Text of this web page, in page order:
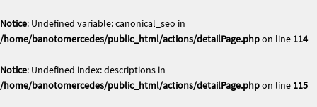
Notice: Undefined variable: canonical_seo in
/home/banotomercedes/public_html/actions/detailPage.phpon line 114
Notice: Undefined index: descriptions in
/home/banotomercedes/public_html/actions/detailPage.phpon line 115